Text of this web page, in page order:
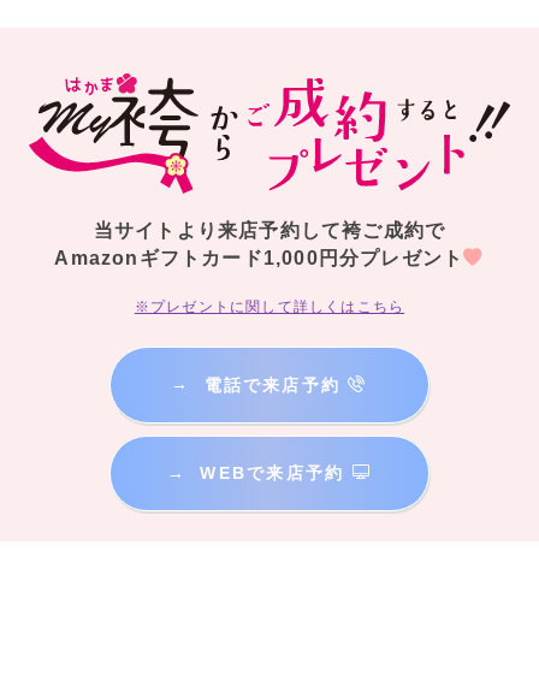
卒業式当日の着付けやヘアメイクもご心配なく！
お客様のご要望に応じ、着付けにヘアセットまでついた当日安心の
着付けパック」や、
当サイトより来店予約して袴ご成約で
Amazonギフトカード1,000円分プレゼント
※プレゼントに関して詳しくはこちら
→ 電話で来店予約
→ WEBで来店予約